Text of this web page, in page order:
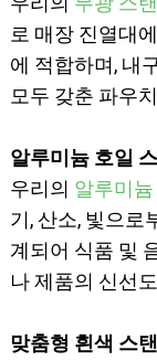
로 매장 진열대
에 적합하며, 내
모두 갖춘 파우
알루미늄 호일
우리의 알루미
기, 산소, 빛으로
계되어 식품 및
나 제품의 신선
맞춤형 흰색 스